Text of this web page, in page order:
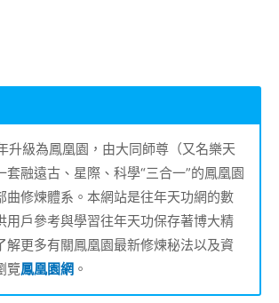
升級為鳳凰園，由大同師尊（又名樂天
套融遠古、星際、科學“三合一”的鳳凰園
曲修煉體系。本網站是往年天功網的數
用戶參考與學習往年天功保存著博大精
解更多有關鳳凰園最新修煉秘法以及資
覽鳳凰園網 。